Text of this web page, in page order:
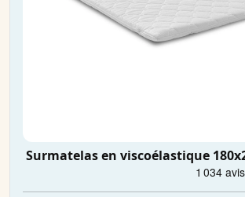
Surmatelas en viscoélastique